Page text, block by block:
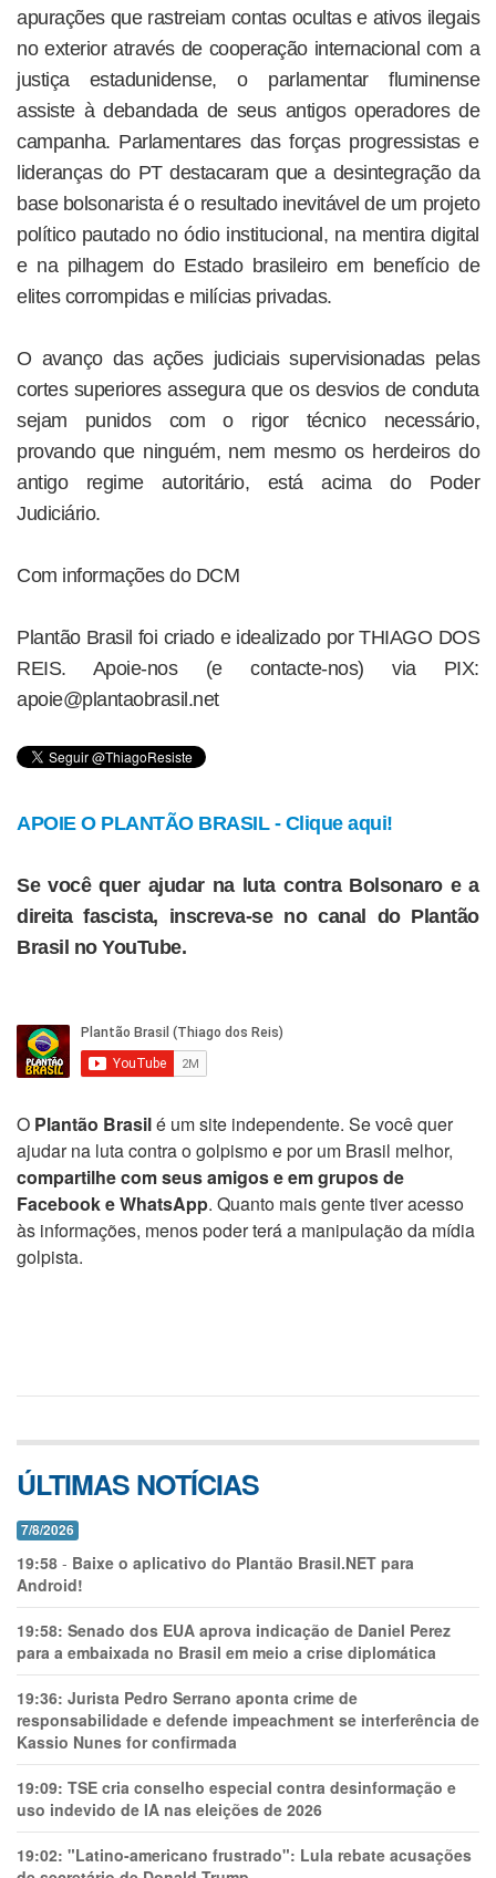
apurações que rastreiam contas ocultas e ativos ilegais
no exterior através de cooperação internacional com a
justiça estadunidense, o parlamentar fluminense
assiste à debandada de seus antigos operadores de
campanha. Parlamentares das forças progressistas e
lideranças do PT destacaram que a desintegração da
base bolsonarista é o resultado inevitável de um projeto
político pautado no ódio institucional, na mentira digital
e na pilhagem do Estado brasileiro em benefício de
elites corrompidas e milícias privadas.
O avanço das ações judiciais supervisionadas pelas
cortes superiores assegura que os desvios de conduta
sejam punidos com o rigor técnico necessário,
provando que ninguém, nem mesmo os herdeiros do
antigo regime autoritário, está acima do Poder
Judiciário.
Com informações do DCM
Plantão Brasil foi criado e idealizado por THIAGO DOS
REIS. Apoie-nos (e contacte-nos) via PIX:
apoie@plantaobrasil.net
APOIE O PLANTÃO BRASIL - Clique aqui!
Se você quer ajudar na luta contra Bolsonaro e a
direita fascista, inscreva-se no canal do Plantão
Brasil no YouTube.
O Plantão Brasilé um site independente. Se você quer
ajudar na luta contra o golpismo e por um Brasil melhor,
compartilhe com seus amigos e em grupos de
Facebook e WhatsApp. Quanto mais gente tiver acesso
às informações, menos poder terá a manipulação da mídia
golpista.
ÚLTIMAS NOTÍCIAS
7/8/2026
19:58 - Baixe o aplicativo do Plantão Brasil.NET para
Android!
19:58: Senado dos EUA aprova indicação de Daniel Perez
para a embaixada no Brasil em meio a crise diplomática
19:36: Jurista Pedro Serrano aponta crime de
responsabilidade e defende impeachment se interferência de
Kassio Nunes for confirmada
19:09: TSE cria conselho especial contra desinformação e
uso indevido de IA nas eleições de 2026
19:02: "Latino-americano frustrado": Lula rebate acusações